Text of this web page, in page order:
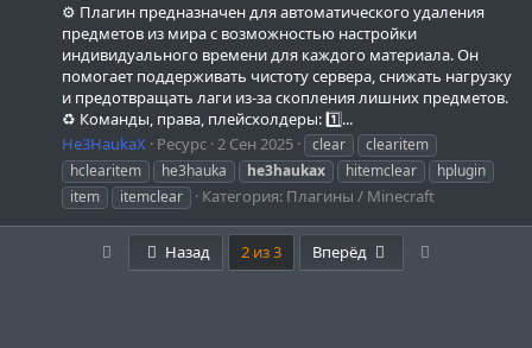
⚙️ Плагин предназначен для автоматического удаления
предметов из мира с возможностью настройки
индивидуального времени для каждого материала. Он
помогает поддерживать чистоту сервера, снижать нагрузку
и предотвращать лаги из-за скопления лишних предметов.
♻️ Команды, права, плейсхолдеры: 1️⃣...
He3HaukaX Ресурс 2 Сен 2025 clear
clearitem
hclearitem
he3hauka he3haukax hitemclear
hplugin
item
itemclear Категория: Плагины / Minecraft
Назад 2 из 3 Вперёд